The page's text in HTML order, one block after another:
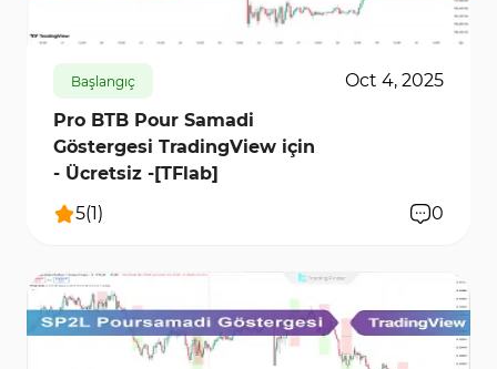
Başlangıç
Oct 4, 2025
Pro BTB Pour Samadi
Göstergesi TradingView için
- Ücretsiz -[TFlab]
5(1) 0